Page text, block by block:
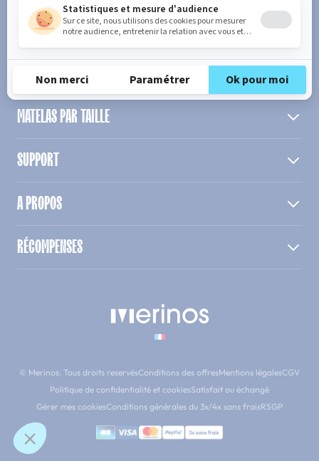
En cochant cette case, vous confirmez avoir plus de 16 ans et
acceptez de recevoir notre Newsletter incluant des informations
concernant les offres, services, produits ou évènements de Bultex
conformément à
notre politique de protection des données personnelles.
PRODUIT
MATELAS PAR TAILLE
SUPPORT
A PROPOS
RÉCOMPENSES
© Merinos. Tous droits reservésConditions des offresMentions légalesCGV
Politique de confidentialité et cookiesSatisfait ou échangé
Gérer mes cookiesConditions générales du 3x/4x sans fraisRSGP